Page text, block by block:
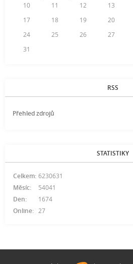
10
11 12 13
17
18 19 20
24
25 26 27
31
RSS
Přehled zdrojů
STATISTIKY
Online: 27
Celkem: 6230631
Měsíc:
54041
Den:
1674